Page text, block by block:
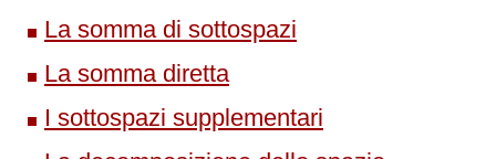
La somma di sottospazi
La somma diretta
I sottospazi supplementari